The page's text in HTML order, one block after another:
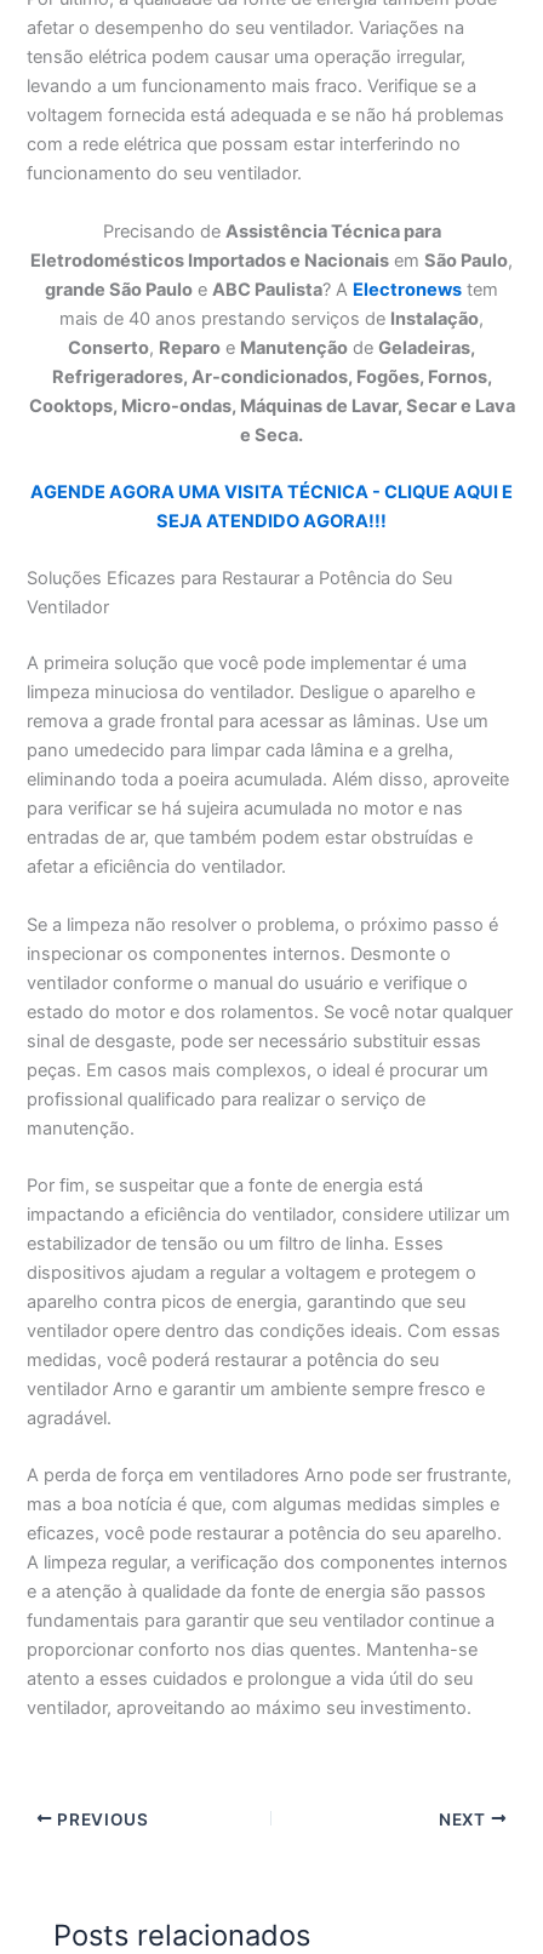
afetar o desempenho do seu ventilador. Variações na
tensão elétrica podem causar uma operação irregular,
levando a um funcionamento mais fraco. Verifique se a
voltagem fornecida está adequada e se não há problemas
com a rede elétrica que possam estar interferindo no
funcionamento do seu ventilador.
Precisando de Assistência Técnica para
Eletrodomésticos Importados e Nacionais em São Paulo,
grande São Paulo e ABC Paulista? A Electronews tem
mais de 40 anos prestando serviços de Instalação,
Conserto, Reparo e Manutenção de Geladeiras,
Refrigeradores, Ar-condicionados, Fogões, Fornos,
Cooktops, Micro-ondas, Máquinas de Lavar, Secar e Lava
e Seca.
AGENDE AGORA UMA VISITA TÉCNICA - CLIQUE AQUI E
SEJA ATENDIDO AGORA!!!
Soluções Eficazes para Restaurar a Potência do Seu
Ventilador
A primeira solução que você pode implementar é uma
limpeza minuciosa do ventilador. Desligue o aparelho e
remova a grade frontal para acessar as lâminas. Use um
pano umedecido para limpar cada lâmina e a grelha,
eliminando toda a poeira acumulada. Além disso, aproveite
para verificar se há sujeira acumulada no motor e nas
entradas de ar, que também podem estar obstruídas e
afetar a eficiência do ventilador.
Se a limpeza não resolver o problema, o próximo passo é
inspecionar os componentes internos. Desmonte o
ventilador conforme o manual do usuário e verifique o
estado do motor e dos rolamentos. Se você notar qualquer
sinal de desgaste, pode ser necessário substituir essas
peças. Em casos mais complexos, o ideal é procurar um
profissional qualificado para realizar o serviço de
manutenção.
Por fim, se suspeitar que a fonte de energia está
impactando a eficiência do ventilador, considere utilizar um
estabilizador de tensão ou um filtro de linha. Esses
dispositivos ajudam a regular a voltagem e protegem o
aparelho contra picos de energia, garantindo que seu
ventilador opere dentro das condições ideais. Com essas
medidas, você poderá restaurar a potência do seu
ventilador Arno e garantir um ambiente sempre fresco e
agradável.
A perda de força em ventiladores Arno pode ser frustrante,
mas a boa notícia é que, com algumas medidas simples e
eficazes, você pode restaurar a potência do seu aparelho.
A limpeza regular, a verificação dos componentes internos
e a atenção à qualidade da fonte de energia são passos
fundamentais para garantir que seu ventilador continue a
proporcionar conforto nos dias quentes. Mantenha-se
atento a esses cuidados e prolongue a vida útil do seu
ventilador, aproveitando ao máximo seu investimento.
PREVIOUS NEXT
Posts relacionados